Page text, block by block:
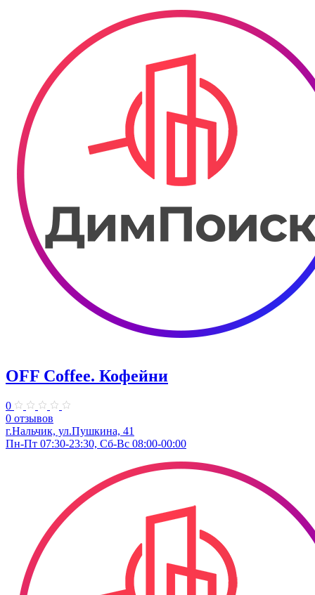
OFF Coffee. Кофейни
0
0 отзывов
г.Нальчик, ул.Пушкина, 41
Пн-Пт 07:30-23:30, Сб-Вс 08:00-00:00